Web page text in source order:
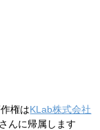
権はKLab株式会社
さんに帰属します